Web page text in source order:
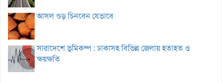
আসল গুড় চিনবেন যেভাবে
সারাদেশে ভূমিকম্প : ঢাকাসহ বিভিন্ন জেলায় হতাহত ও
ক্ষয়ক্ষতি